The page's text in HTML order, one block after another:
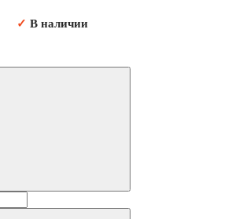
✓ В наличии